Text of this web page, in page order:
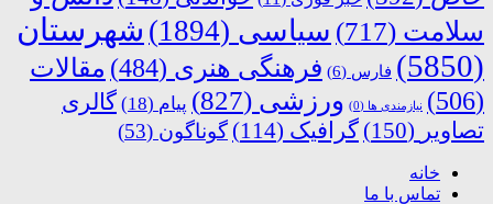
سلامت (717) سیاسی (1894)
شهرستان
(5850)
فارس (6) فرهنگی هنری (484)
مقالات
(506)
نیازمندی ها (0) ورزشی (827) پیام (18)
گالری
تصاویر (150) گرافیک (114) گوناگون (53)
خانه
تماس با ما